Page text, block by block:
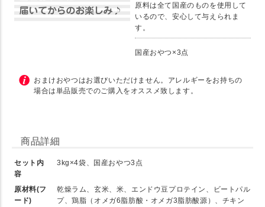
原料は全て国産のものを使用して
いるので、安心して与えられま
す。
国産おやつ×3点
おまけおやつはお選びいただけません。アレルギーをお持ちの
場合は単品販売でのご購入をオススメ致します。
商品詳細
セット内
容
3kg×4袋、国産おやつ3点
原材料(フ
ード)
乾燥ラム、玄米、米、エンドウ豆プロテイン、ビートパル
プ、鶏脂（オメガ6脂肪酸・オメガ3脂肪酸源）、チキン